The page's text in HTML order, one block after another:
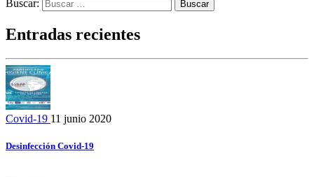
Buscar:
Entradas recientes
Covid-19 11 junio 2020
Desinfección Covid-19